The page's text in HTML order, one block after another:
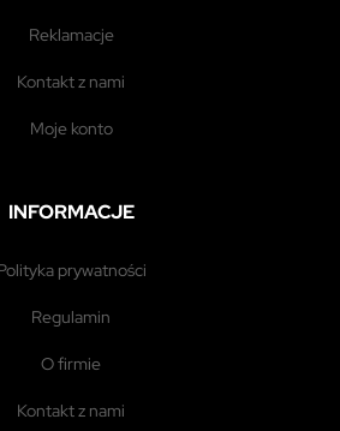
reklamacje
kontakt z nami
moje konto
INFORMACJE
polityka prywatności
regulamin
o firmie
kontakt z nami